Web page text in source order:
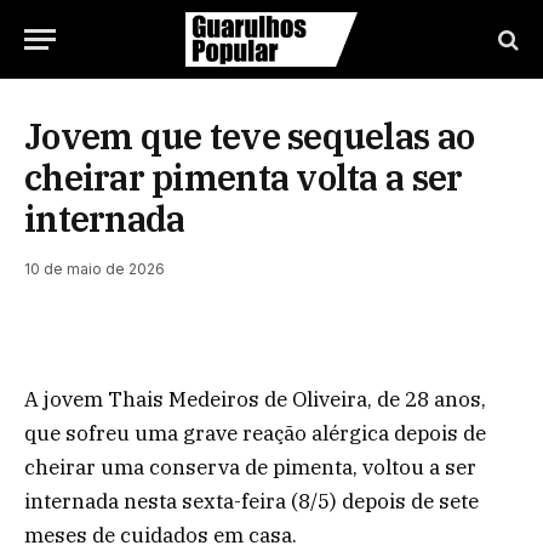
Jovem que teve sequelas ao
cheirar pimenta volta a ser
internada
10 de maio de 2026
A jovem Thais Medeiros de Oliveira, de 28 anos,
que sofreu uma grave reação alérgica depois de
cheirar uma conserva de pimenta, voltou a ser
internada nesta sexta-feira (8/5) depois de sete
meses de cuidados em casa.